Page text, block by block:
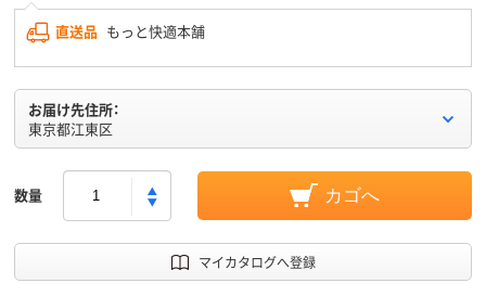
直送品 もっと快適本舗
お届け先住所：
東京都江東区
数量 カゴへ
マイカタログへ登録